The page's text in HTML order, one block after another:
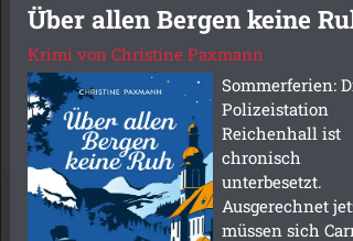
Über allen Bergen keine
Krimi von Christine Paxmann
Sommerferien:
Polizeistation
Reichenhall ist
chronisch
unterbesetzt.
Ausgerechnet
müssen sich